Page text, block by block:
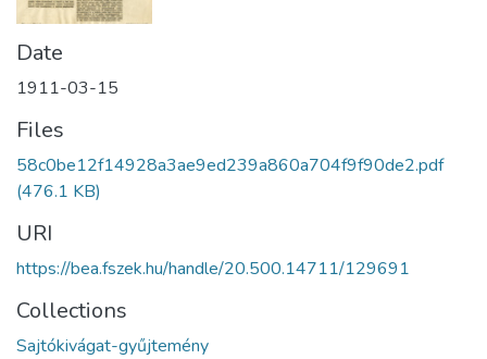
Date
1911-03-15
Files
58c0be12f14928a3ae9ed239a860a704f9f90de2.pdf
(476.1 KB)
URI
https://bea.fszek.hu/handle/20.500.14711/129691
Collections
Sajtókivágat-gyűjtemény